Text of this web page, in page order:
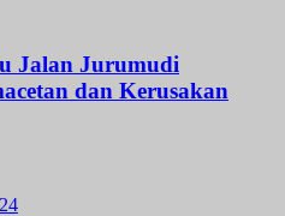
Jalan Jurumudi
dan Kerusakan